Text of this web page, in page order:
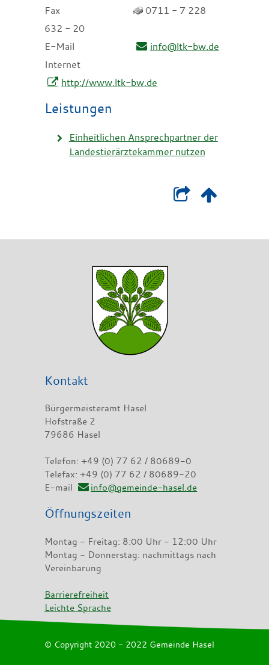
Fax
0711 - 7 228
632 - 20
E-Mail
info@ltk-bw.de
Internet
http://www.ltk-bw.de
Leistungen
Einheitlichen Ansprechpartner der
Landestierärztekammer nutzen
Kontakt
Bürgermeisteramt Hasel
Hofstraße 2
79686 Hasel
Telefon: +49 (0) 77 62 / 80689-0
Telefax: +49 (0) 77 62 / 80689-20
E-mail
info@gemeinde-hasel.de
Öffnungszeiten
Montag - Freitag: 8:00 Uhr - 12:00 Uhr
Montag - Donnerstag: nachmittags nach
Vereinbarung
Barrierefreiheit
Leichte Sprache
© Copyright 2020 - 2022 Gemeinde Hasel